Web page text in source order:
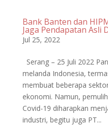
Bank Banten dan
Jaga Pendapatan Asli
Jul 25, 2022
Serang – 25 Juli 2022
melanda Indonesia,
membuat beberapa
ekonomi. Namun,
Covid-19 diharapkan
industri, begitu juga PT...